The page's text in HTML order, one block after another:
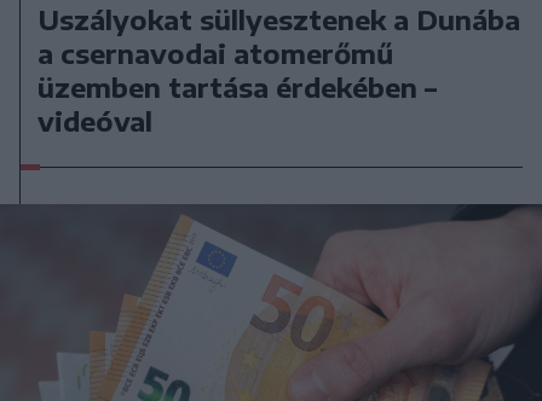
Uszályokat süllyesztenek a Dunába
a csernavodai atomerőmű
üzemben tartása érdekében –
videóval